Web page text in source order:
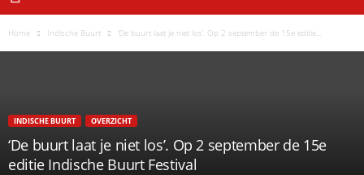
Home Indische Buurt ‘De buurt laat je niet los’. Op 2 september de 15e editie...
INDISCHE BUURT OVERZICHT
‘De buurt laat je niet los’. Op 2 september de 15e
editie Indische Buurt Festival